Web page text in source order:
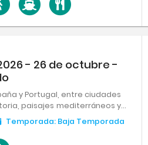
- 26 de octubre -
y Portugal, entre ciudades
paisajes mediterráneos y
y sabores se combinan
la península ibérica.
Temporada: Baja Temporada